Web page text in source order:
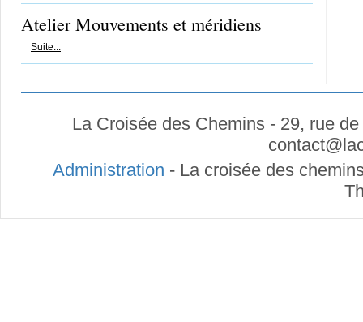
Atelier Mouvements et méridiens
Suite...
La Croisée des Chemins - 29, rue
contact@
Administration - La croisée des